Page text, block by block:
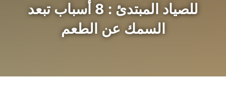
للصياد المبتدئ : 8 أسباب تبعد
السمك عن الطعم